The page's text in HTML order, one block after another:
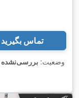
تماس بگیرید
وضعیت: بررسی‌نشده